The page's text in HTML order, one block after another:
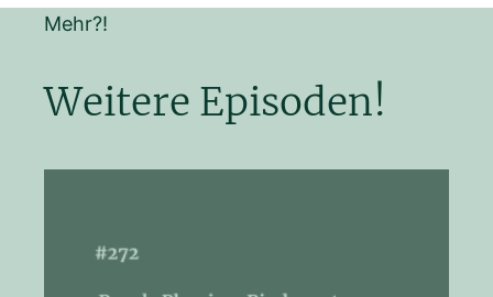
Mehr?!
Weitere Episoden!